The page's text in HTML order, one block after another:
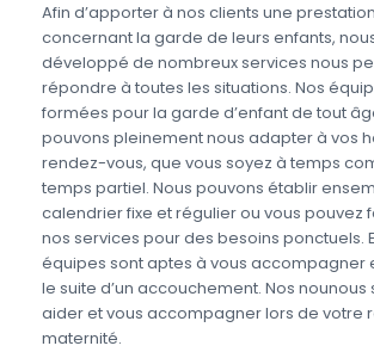
Afin d’apporter à nos clients une
concernant la garde de leurs enfants,
développé de nombreux services nous
répondre à toutes les situations. Nos
formées pour la garde d’enfant de tout
pouvons pleinement nous adapter à vos
rendez-vous, que vous soyez à temps
temps partiel. Nous pouvons établir
calendrier fixe et régulier ou vous pouvez
nos services pour des besoins ponctuels.
équipes sont aptes à vous accompagner
le suite d’un accouchement. Nos nounous
aider et vous accompagner lors de votre
maternité.